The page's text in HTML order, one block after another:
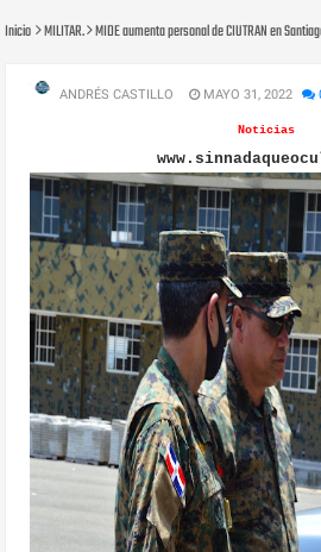
Inicio MILITAR. MIDE aumenta personal de CIUTRAN en
ANDRÉS CASTILLO MAYO 31, 2022
Noticias